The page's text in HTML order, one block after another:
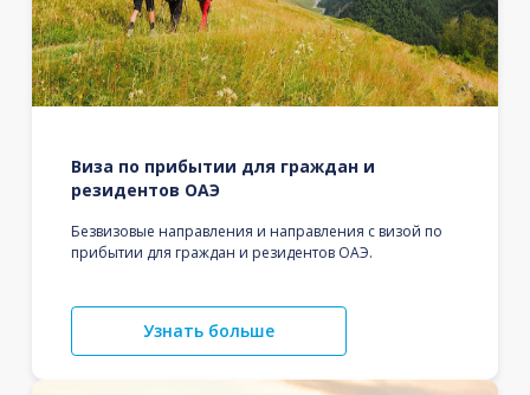
Виза по прибытии для граждан и
резидентов ОАЭ
Безвизовые направления и направления с визой по
прибытии для граждан и резидентов ОАЭ.
Узнать больше